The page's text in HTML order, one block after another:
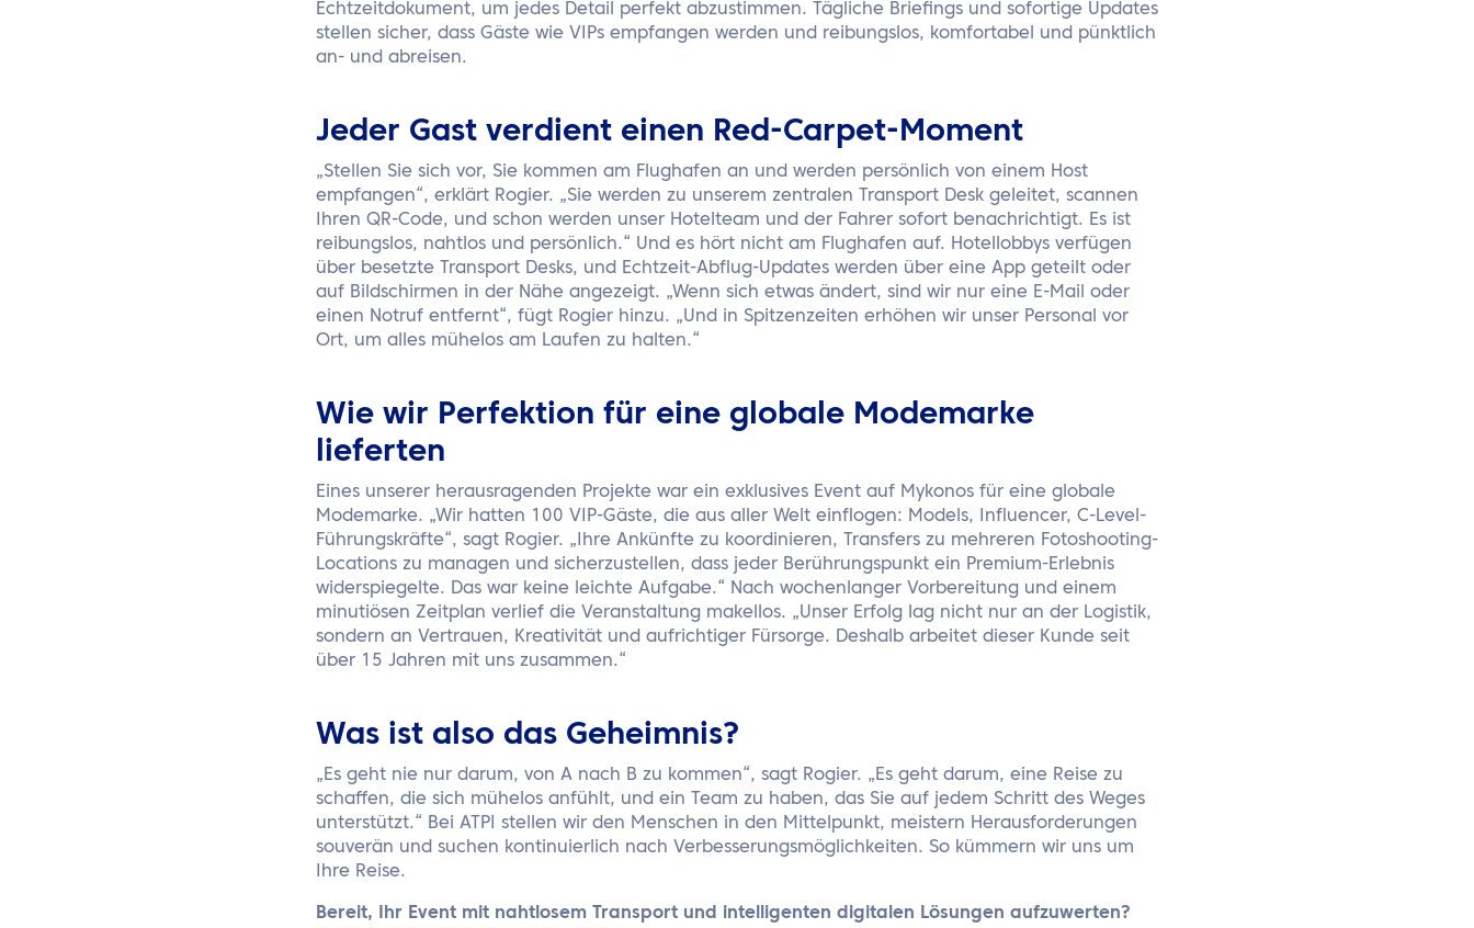
Echtzeitdokument, um jedes Detail perfekt abzustimmen. Tägliche Briefings und sofortige Updates
stellen sicher, dass Gäste wie VIPs empfangen werden und reibungslos, komfortabel und pünktlich
an- und abreisen.
Jeder Gast verdient einen Red-Carpet-Moment
„Stellen Sie sich vor, Sie kommen am Flughafen an und werden persönlich von einem Host
empfangen“, erklärt Rogier. „Sie werden zu unserem zentralen Transport Desk geleitet, scannen
Ihren QR-Code, und schon werden unser Hotelteam und der Fahrer sofort benachrichtigt. Es ist
reibungslos, nahtlos und persönlich.“ Und es hört nicht am Flughafen auf. Hotellobbys verfügen
über besetzte Transport Desks, und Echtzeit-Abflug-Updates werden über eine App geteilt oder
auf Bildschirmen in der Nähe angezeigt. „Wenn sich etwas ändert, sind wir nur eine E-Mail oder
einen Notruf entfernt“, fügt Rogier hinzu. „Und in Spitzenzeiten erhöhen wir unser Personal vor
Ort, um alles mühelos am Laufen zu halten.“
Wie wir Perfektion für eine globale Modemarke
lieferten
Eines unserer herausragenden Projekte war ein exklusives Event auf Mykonos für eine globale
Modemarke. „Wir hatten 100 VIP-Gäste, die aus aller Welt einflogen: Models, Influencer, C-Level-
Führungskräfte“, sagt Rogier. „Ihre Ankünfte zu koordinieren, Transfers zu mehreren Fotoshooting-
Locations zu managen und sicherzustellen, dass jeder Berührungspunkt ein Premium-Erlebnis
widerspiegelte. Das war keine leichte Aufgabe.“ Nach wochenlanger Vorbereitung und einem
minutiösen Zeitplan verlief die Veranstaltung makellos. „Unser Erfolg lag nicht nur an der Logistik,
sondern an Vertrauen, Kreativität und aufrichtiger Fürsorge. Deshalb arbeitet dieser Kunde seit
über 15 Jahren mit uns zusammen.“
Was ist also das Geheimnis?
„Es geht nie nur darum, von A nach B zu kommen“, sagt Rogier. „Es geht darum, eine Reise zu
schaffen, die sich mühelos anfühlt, und ein Team zu haben, das Sie auf jedem Schritt des Weges
unterstützt.“ Bei ATPI stellen wir den Menschen in den Mittelpunkt, meistern Herausforderungen
souverän und suchen kontinuierlich nach Verbesserungsmöglichkeiten. So kümmern wir uns um
Ihre Reise.
Bereit, Ihr Event mit nahtlosem Transport und intelligenten digitalen Lösungen aufzuwerten?